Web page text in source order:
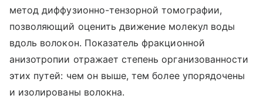
метод диффузионно-тензорной томографии,
позволяющий оценить движение молекул воды
вдоль волокон. Показатель фракционной
анизотропии отражает степень организованности
этих путей: чем он выше, тем более упорядочены
и изолированы волокна.